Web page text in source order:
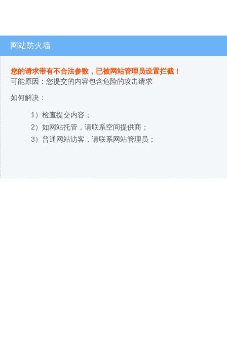
网站防火墙
您的请求带有不合法参数，已被网站管理员设置拦截！
可能原因：您提交的内容包含危险的攻击请求
如何解决：
1）检查提交内容；
2）如网站托管，请联系空间提供商；
3）普通网站访客，请联系网站管理员；